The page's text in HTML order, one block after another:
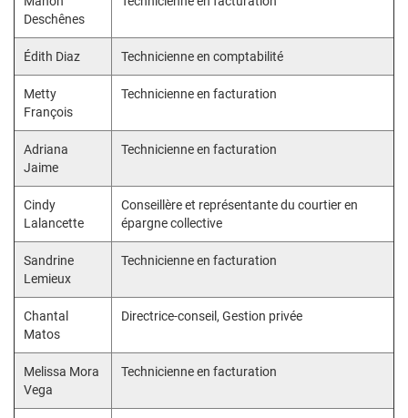
Deschênes
Édith Diaz Technicienne en comptabilité
Metty
François
Technicienne en facturation
Adriana
Jaime
Technicienne en facturation
Cindy
Lalancette
Conseillère et représentante du courtier en
épargne collective
Sandrine
Lemieux
Technicienne en facturation
Chantal
Matos
Directrice-conseil, Gestion privée
Melissa Mora
Vega
Technicienne en facturation